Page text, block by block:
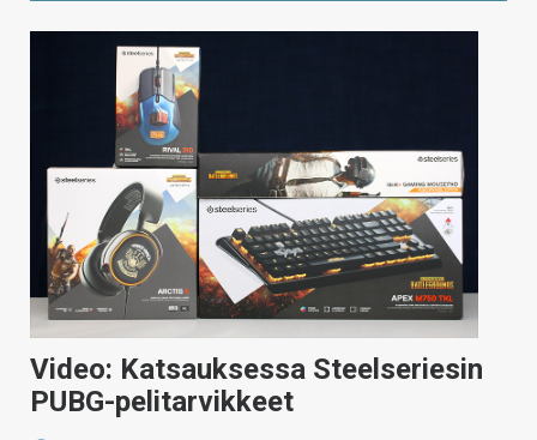
Video: Katsauksessa Steelseriesin
PUBG-pelitarvikkeet